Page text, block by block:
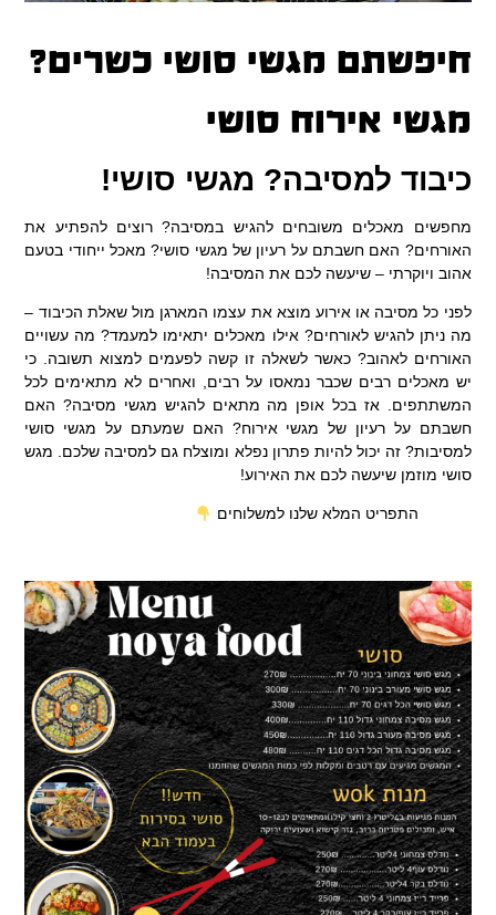
חיפשתם מגשי סושי כשרים?
מגשי אירוח סושי
כיבוד למסיבה? מגשי סושי!
מחפשים מאכלים משובחים להגיש במסיבה? רוצים להפתיע את
האורחים? האם חשבתם על רעיון של מגשי סושי? מאכל ייחודי בטעם
אהוב ויוקרתי – שיעשה לכם את המסיבה!
לפני כל מסיבה או אירוע מוצא את עצמו המארגן מול שאלת הכיבוד –
מה ניתן להגיש לאורחים? אילו מאכלים יתאימו למעמד? מה עשויים
האורחים לאהוב? כאשר לשאלה זו קשה לפעמים למצוא תשובה. כי
יש מאכלים רבים שכבר נמאסו על רבים, ואחרים לא מתאימים לכל
המשתתפים. אז בכל אופן מה מתאים להגיש מגשי מסיבה? האם
חשבתם על רעיון של מגשי אירוח? האם שמעתם על מגשי סושי
למסיבות? זה יכול להיות פתרון נפלא ומוצלח גם למסיבה שלכם. מגש
סושי מוזמן שיעשה לכם את האירוע!
התפריט המלא שלנו למשלוחים